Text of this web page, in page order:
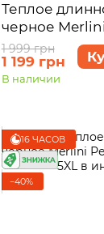
Теплое
черное
размер 4XL-
1 999 грн
1 199 грн
В наличии
16 ЧАСОВ
−40%